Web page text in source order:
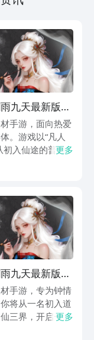
九天最新版本
手游，面向热爱
。游戏以“凡人
初入仙途的普通
开一段波澜壮阔
更多
九天最新版本
手游，专为钟情
将从一名初入道
三界，开启一段
面开放下载，玩
更多